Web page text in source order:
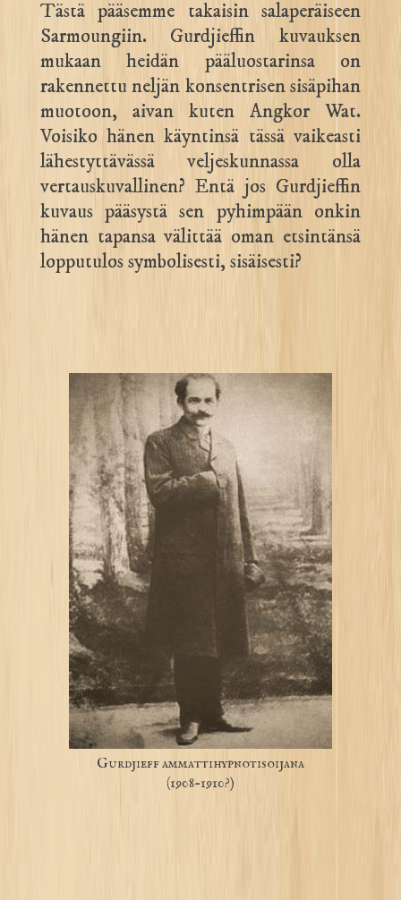
Tästä pääsemme takaisin salaperäiseen
Sarmoungiin. Gurdjieffin kuvauksen
mukaan heidän pääluostarinsa on
rakennettu neljän konsentrisen sisäpihan
muotoon, aivan kuten Angkor Wat.
Voisiko hänen käyntinsä tässä vaikeasti
lähestyttävässä veljeskunnassa olla
vertauskuvallinen? Entä jos Gurdjieffin
kuvaus pääsystä sen pyhimpään onkin
hänen tapansa välittää oman etsintänsä
lopputulos symbolisesti, sisäisesti?
Gurdjieff ammattihypnotisoijana
(1908-1910?)